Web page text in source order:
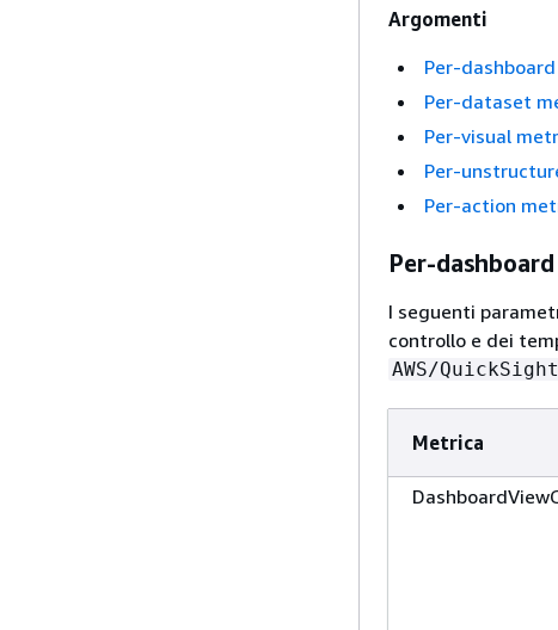
Argomenti
Per-
Per-dataset
Per-visual
Per-
Per-action
Per-
I seguenti
controllo e dei
AWS/
Metrica